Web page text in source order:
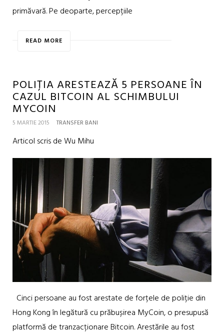
primăvară. Pe deoparte, percepțiile
READ MORE
POLIȚIA ARESTEAZĂ 5 PERSOANE ÎN
CAZUL BITCOIN AL SCHIMBULUI
MYCOIN
5 MARTIE 2015 TRANSFER BANI
Articol scris de Wu Mihu
Cinci persoane au fost arestate de forțele de poliție din
Hong Kong în legătură cu prăbușirea MyCoin, o presupusă
platformă de tranzacționare Bitcoin. Arestările au fost